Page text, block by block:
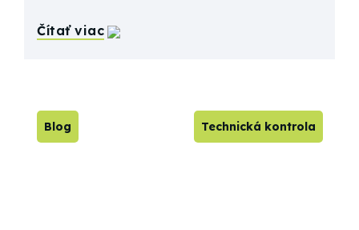
Čítať viac
Blog Technická kontrola